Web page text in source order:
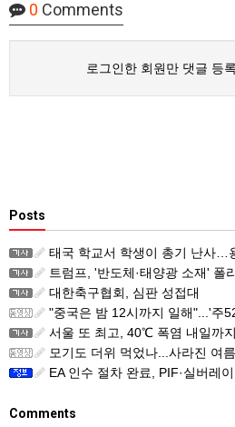
0 Comments
로그인한 회원만 댓글 등
Posts
태국 학교서 학생이 총기 난사…
트럼프, '반도체·태양광 소재' 폴리실리콘 파생
대한축구협회, 심판 성접대
"중국은 밤 12시까지 일해"...'주
서울 또 최고, 40℃ 폭염 내일까
모기도 더위 먹었나...사라진 여
EA 인수 절차 완료, PIF·실버레
Comments